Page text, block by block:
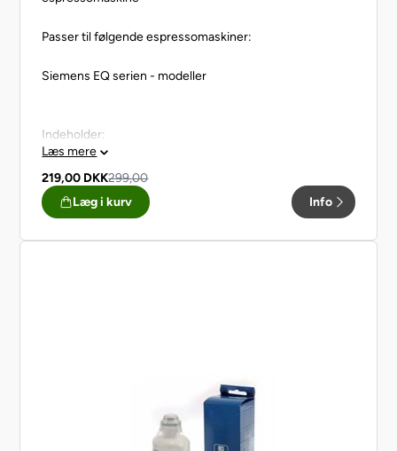
Passer til følgende espressomaskiner:
Siemens EQ serien - modeller
Indeholder:
1 stk. Filter
10 stk. Rengøringstabletter
3 stk. Afkalkningstabletter
1 stk. Rengørringsbørste
Læs mere
219,00 DKK299,00
Læg i kurv
Info